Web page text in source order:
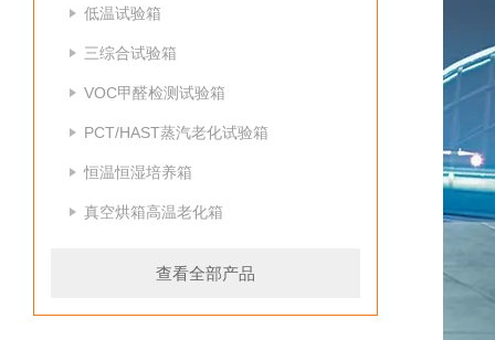
低温试验箱
三综合试验箱
VOC甲醛检测试验箱
PCT/HAST蒸汽老化试验箱
恒温恒湿培养箱
真空烘箱高温老化箱
查看全部产品